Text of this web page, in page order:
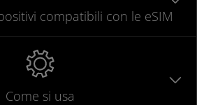
compatibili con le eSIM
Come si usa